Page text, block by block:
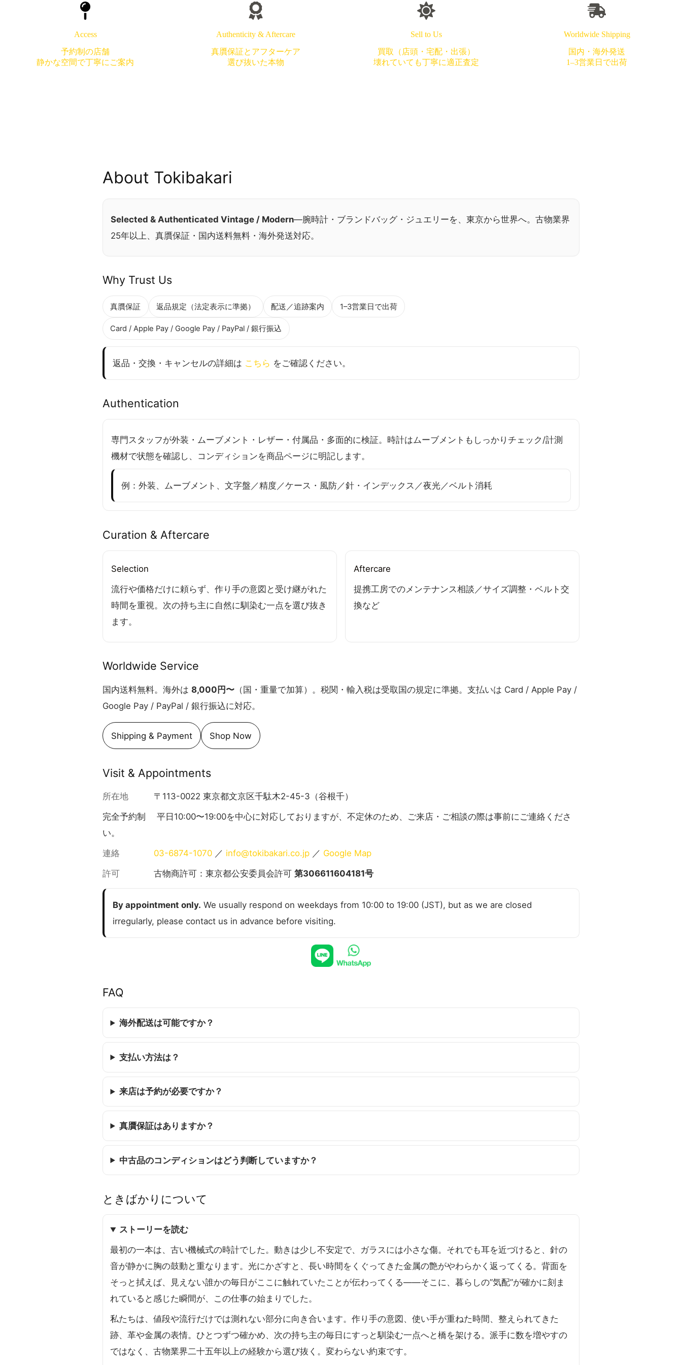
Access
予約制の店舗
静かな空間で丁寧にご案内
Authenticity & Aftercare
真贋保証とアフターケア
選び抜いた本物
Sell to Us
買取（店頭・宅配・出張）
壊れていても丁寧に適正査定
Worldwide Shipping
国内・海外発送
1–3営業日で出荷
About Tokibakari
Selected & Authenticated Vintage / Modern—腕時計・ブランドバッグ・ジュエリーを、東京から世界へ。古物業界
25年以上、真贋保証・国内送料無料・海外発送対応。
Why Trust Us
真贋保証 返品規定（法定表示に準拠） 配送／追跡案内 1–3営業日で出荷
Card / Apple Pay / Google Pay / PayPal / 銀行振込
返品・交換・キャンセルの詳細は こちら をご確認ください。
Authentication
専門スタッフが外装・ムーブメント・レザー・付属品・多面的に検証。時計はムーブメントもしっかりチェック/計測
機材で状態を確認し、コンディションを商品ページに明記します。
例：外装、ムーブメント、文字盤／精度／ケース・風防／針・インデックス／夜光／ベルト消耗
Curation & Aftercare
Selection
流行や価格だけに頼らず、作り手の意図と受け継がれた
時間を重視。次の持ち主に自然に馴染む一点を選び抜き
ます。
Aftercare
提携工房でのメンテナンス相談／サイズ調整・ベルト交
換など
Worldwide Service
国内送料無料。海外は 8,000円〜 （国・重量で加算）。税関・輸入税は受取国の規定に準拠。支払いは Card / Apple Pay /
Google Pay / PayPal / 銀行振込に対応。
Shipping & Payment Shop Now
Visit & Appointments
所在地
〒113-0022 東京都文京区千駄木2-45-3（谷根千）
完全予約制 平日10:00〜19:00を中心に対応しておりますが、不定休のため、ご来店・ご相談の際は事前にご連絡くださ
い。
連絡
03-6874-1070／ info@tokibakari.co.jp／ Google Map
許可
古物商許可：東京都公安委員会許可 第306611604181号
By appointment only. We usually respond on weekdays from 10:00 to 19:00 (JST), but as we are closed
irregularly, please contact us in advance before visiting.
FAQ
海外配送は可能ですか？
支払い方法は？
来店は予約が必要ですか？
真贋保証はありますか？
中古品のコンディションはどう判断していますか？
ときばかりについて
ストーリーを読む
最初の一本は、古い機械式の時計でした。動きは少し不安定で、ガラスには小さな傷。それでも耳を近づけると、針の
音が静かに胸の鼓動と重なります。光にかざすと、長い時間をくぐってきた金属の艶がやわらかく返ってくる。背面を
そっと拭えば、見えない誰かの毎日がここに触れていたことが伝わってくる――そこに、暮らしの”気配”が確かに刻ま
れていると感じた瞬間が、この仕事の始まりでした。
私たちは、値段や流行だけでは測れない部分に向き合います。作り手の意図、使い手が重ねた時間、整えられてきた
跡、革や金属の表情。ひとつずつ確かめ、次の持ち主の毎日にすっと馴染む一点へと橋を架ける。派手に数を増やすの
ではなく、古物業界二十五年以上の経験から選び抜く。変わらない約束です。